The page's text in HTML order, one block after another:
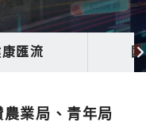
匯流
業局、青年局